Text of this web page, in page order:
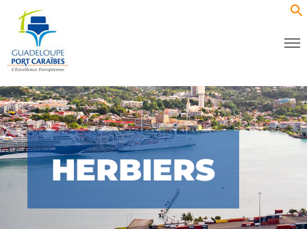
HERBIERS